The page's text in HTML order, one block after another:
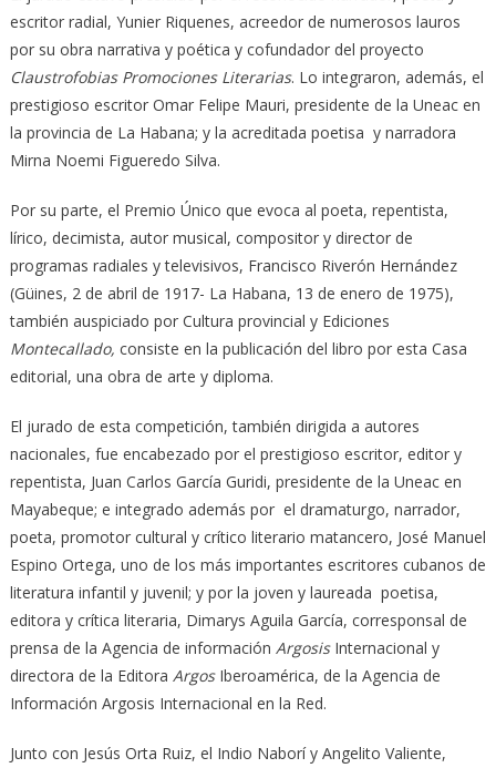
escritor radial, Yunier Riquenes, acreedor de numerosos lauros
por su obra narrativa y poética y cofundador del proyecto
Claustrofobias Promociones Literarias. Lo integraron, además, el
prestigioso escritor Omar Felipe Mauri, presidente de la Uneac en
la provincia de La Habana; y la acreditada poetisa y narradora
Mirna Noemi Figueredo Silva.
Por su parte, el Premio Único que evoca al poeta, repentista,
lírico, decimista, autor musical, compositor y director de
programas radiales y televisivos, Francisco Riverón Hernández
(Güines, 2 de abril de 1917- La Habana, 13 de enero de 1975),
también auspiciado por Cultura provincial y Ediciones
Montecallado, consiste en la publicación del libro por esta Casa
editorial, una obra de arte y diploma.
El jurado de esta competición, también dirigida a autores
nacionales, fue encabezado por el prestigioso escritor, editor y
repentista, Juan Carlos García Guridi, presidente de la Uneac en
Mayabeque; e integrado además por el dramaturgo, narrador,
poeta, promotor cultural y crítico literario matancero, José Manuel
Espino Ortega, uno de los más importantes escritores cubanos de
literatura infantil y juvenil; y por la joven y laureada poetisa,
editora y crítica literaria, Dimarys Aguila García, corresponsal de
prensa de la Agencia de información ArgosisInternacional y
directora de la Editora ArgosIberoamérica, de la Agencia de
Información Argosis Internacional en la Red.
Junto con Jesús Orta Ruiz, el Indio Naborí y Angelito Valiente,